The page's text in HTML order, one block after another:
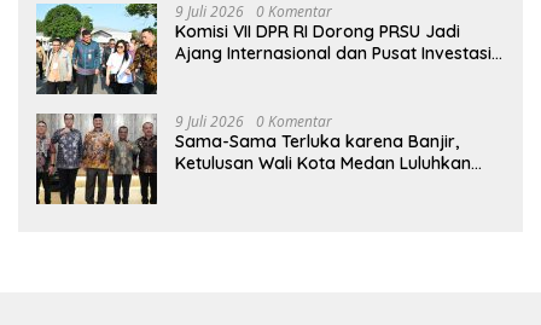
9 Juli 2026 0 Komentar
Komisi VII DPR RI Dorong PRSU Jadi
Ajang Internasional dan Pusat Investasi
9 Juli 2026 0 Komentar
Sama-Sama Terluka karena Banjir,
Ketulusan Wali Kota Medan Luluhkan